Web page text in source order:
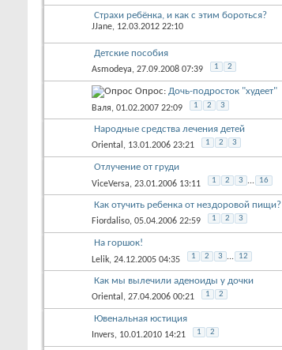
Страхи ребёнка, и как с этим бороться?
JJane, 12.03.2012 22:10
Детские пособия
Asmodeya, 27.09.2008 07:39 1 2
Опрос: Дочь-подросток "худеет"
Валя, 01.02.2007 22:09 1 2 3
Народные средства лечения детей
Oriental , 13.01.2006 23:21 1 2 3
Отлучение от груди
ViceVersa, 23.01.2006 13:11 1 2 3 ... 16
Как отучить ребенка от нездоровой пищи?
Fiordaliso, 05.04.2006 22:59 1 2 3
На горшок!
Lelik, 24.12.2005 04:35 1 2 3 ... 12
Как мы вылечили аденоиды у дочки
Oriental , 27.04.2006 00:21 1 2
Ювенальная юстиция
Invers, 10.01.2010 14:21 1 2